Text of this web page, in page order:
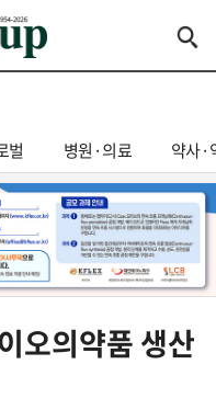
벌 병원·의료 약사·
오의약품 생산